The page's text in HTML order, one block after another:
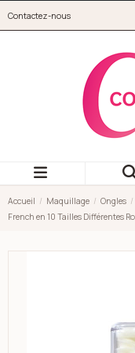
Contactez-nous
Accueil Maquillage Ongles
French en 10 Tailles Différentes